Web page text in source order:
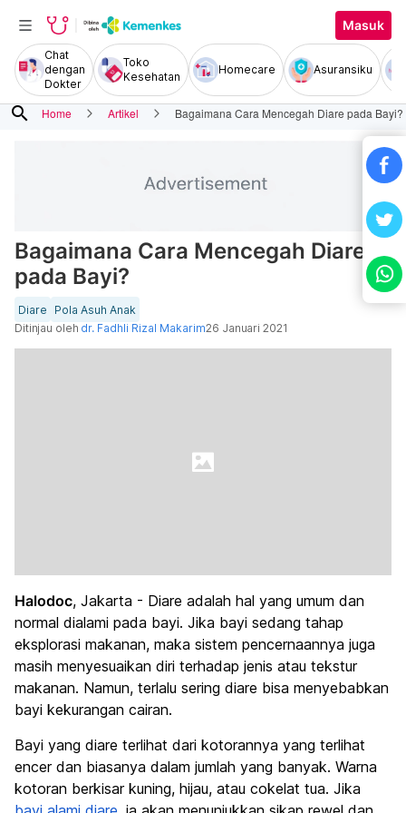
Masuk
Chat
dengan
Dokter
Toko
Kesehatan
Homecare Asuransiku
search Home Artikel Bagaimana Cara Mencegah Diare pada Bayi?
Bagaimana Cara Mencegah Diare
pada Bayi?
Diare
Pola Asuh Anak
Ditinjau oleh dr. Fadhli Rizal Makarim26 Januari 2021
Halodoc, Jakarta - Diare adalah hal yang umum dan
normal dialami pada bayi. Jika bayi sedang tahap
eksplorasi makanan, maka sistem pencernaannya juga
masih menyesuaikan diri terhadap jenis atau tekstur
makanan. Namun, terlalu sering diare bisa menyebabkan
bayi kekurangan cairan.
Bayi yang diare terlihat dari kotorannya yang terlihat
encer dan biasanya dalam jumlah yang banyak. Warna
kotoran berkisar kuning, hijau, atau cokelat tua. Jika